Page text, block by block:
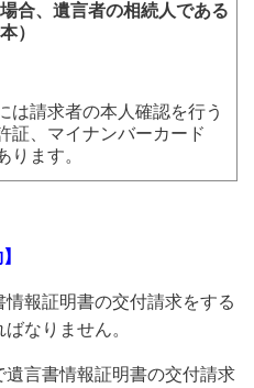
合、遺言者の相続人である
）
は請求者の本人確認を行う
証、マイナンバーカード
ります。
情報証明書の交付請求をする
なりません。
言書情報証明書の交付請求